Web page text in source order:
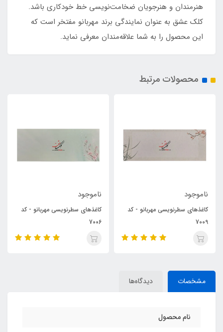
هنرمندان و هنرجویان ضخامت‌نویسی خط خودکاری باشد.
کلک عشق به عنوان نمایندگی برند مهربانو مفتخر است که
این محصول را به شما علاقه‌مندان معرفی نماید.
محصولات مرتبط
- کد
کاغذهای سطرنویسی مهربانو - کد
کاغذهای سطرنویسی
مشخصات دیدگاه‌ها
نام محصول